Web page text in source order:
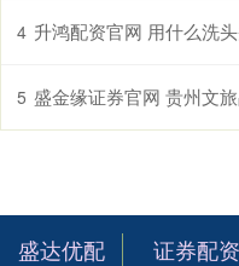
4 升鸿配资官网 用什么洗
5 盛金缘证券官网 贵州文
盛达优配 证券配资